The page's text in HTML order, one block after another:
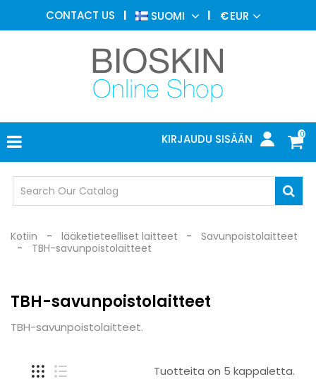
CONTACT US SUOMI €EUR
0
KIRJAUDU SISÄÄN
ESTEETTINEN
LÄÄKETIEDE
IHOTAUTIOPPI
VALOHOITO
LÄÄKETIETEELLISET
LÄÄKÄRIN
TOIMISTO
SUOJALASIT
Kotiin lääketieteelliset laitteet
Savunpoistolaitteet
TBH-savunpoistolaitteet
TBH-savunpoistolaitteet
TBH-savunpoistolaitteet.
Tuotteita on 5 kappaletta.